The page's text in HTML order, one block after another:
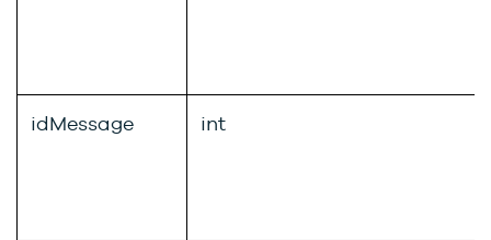
idMessage int